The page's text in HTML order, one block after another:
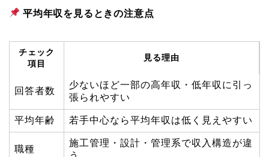
平均年収を見るときの注意点
チェック
項目
見る理由
回答者数
少ないほど一部の高年収・低年収に引っ
張られやすい
平均年齢 若手中心なら平均年収は低く見えやすい
職種
施工管理・設計・管理系で収入構造が違